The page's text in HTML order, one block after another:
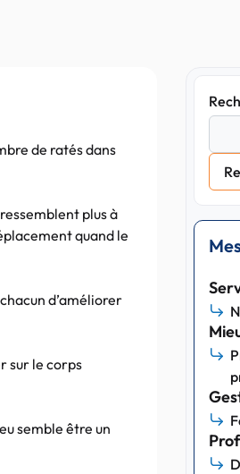
de ratés dans
plus à
quand le
d’améliorer
sur le corps
semble être un